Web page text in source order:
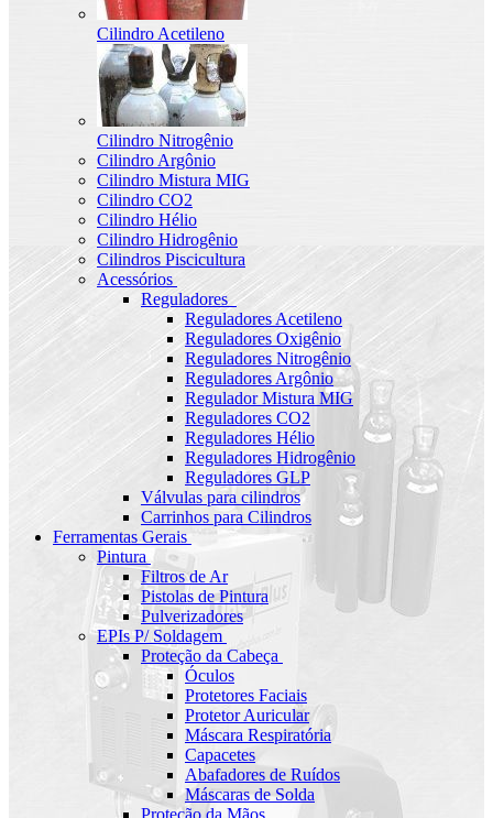
Cilindro Acetileno
Cilindro Nitrogênio
Cilindro Argônio
Cilindro Mistura MIG
Cilindro CO2
Cilindro Hélio
Cilindro Hidrogênio
Cilindros Piscicultura
Acessórios
Reguladores
Reguladores Acetileno
Reguladores Oxigênio
Reguladores Nitrogênio
Reguladores Argônio
Regulador Mistura MIG
Reguladores CO2
Reguladores Hélio
Reguladores Hidrogênio
Reguladores GLP
Válvulas para cilindros
Carrinhos para Cilindros
Ferramentas Gerais
Pintura
Filtros de Ar
Pistolas de Pintura
Pulverizadores
EPIs P/ Soldagem
Proteção da Cabeça
Óculos
Protetores Faciais
Protetor Auricular
Máscara Respiratória
Capacetes
Abafadores de Ruídos
Máscaras de Solda